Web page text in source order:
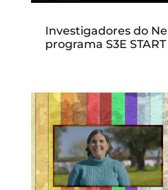
Investigadores do
programa S3E START